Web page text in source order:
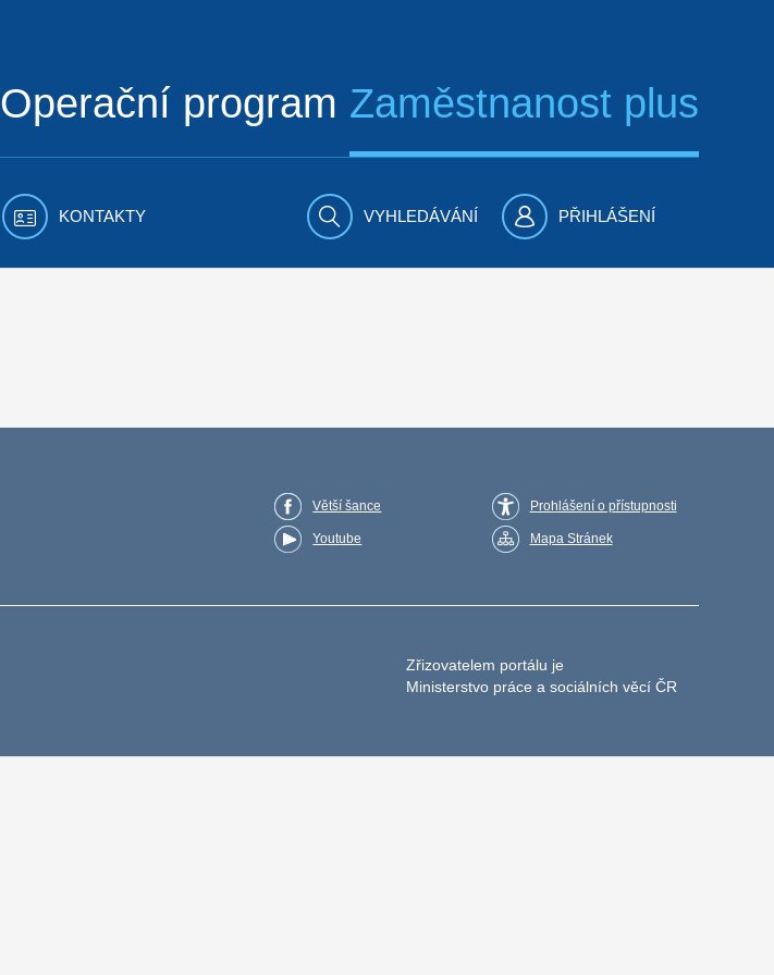
Operační program Zaměstnanost plus
KONTAKTY VYHLEDÁVÁNÍ PŘIHLÁŠENÍ
Větší šance
Youtube
Prohlášení o přístupnosti
Mapa Stránek
Zřizovatelem portálu je
Ministerstvo práce a sociálních věcí ČR